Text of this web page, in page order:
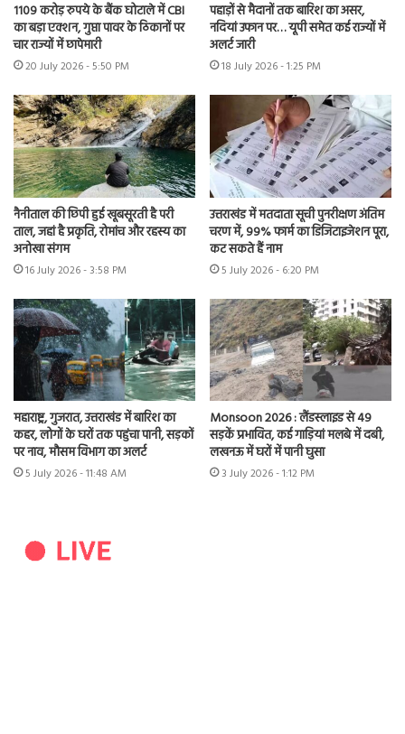
1109 करोड़ रुपये के बैंक घोटाले में CBI
का बड़ा एक्शन, गुप्ता पावर के ठिकानों पर
चार राज्यों में छापेमारी
20 July 2026 - 5:50 PM
पहाड़ों से मैदानों तक बारिश का असर,
नदियां उफान पर… यूपी समेत कई राज्यों में
अलर्ट जारी
18 July 2026 - 1:25 PM
नैनीताल की छिपी हुई खूबसूरती है परी
ताल, जहां है प्रकृति, रोमांच और रहस्य का
अनोखा संगम
16 July 2026 - 3:58 PM
उत्तराखंड में मतदाता सूची पुनरीक्षण अंतिम
चरण में, 99% फार्म का डिजिटाइजेशन पूरा,
कट सकते हैं नाम
5 July 2026 - 6:20 PM
महाराष्ट्र, गुजरात, उत्तराखंड में बारिश का
कहर, लोगों के घरों तक पहुंचा पानी, सड़कों
पर नाव, मौसम विभाग का अलर्ट
5 July 2026 - 11:48 AM
Monsoon 2026 : लैंडस्लाइड से 49
सड़कें प्रभावित, कई गाड़ियां मलबे में दबी,
लखनऊ में घरों में पानी घुसा
3 July 2026 - 1:12 PM